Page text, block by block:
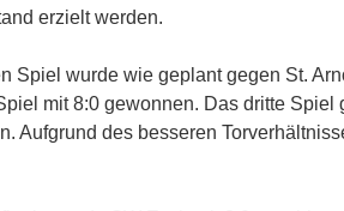
erzielt werden.
Spiel wurde wie geplant gegen St.
mit 8:0 gewonnen. Das dritte Spiel
Aufgrund des besseren